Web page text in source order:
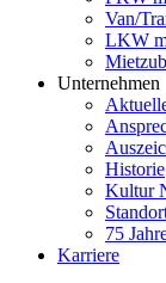
Van/
LKW
Unternehmen
Historie
Kultur
75
Karriere